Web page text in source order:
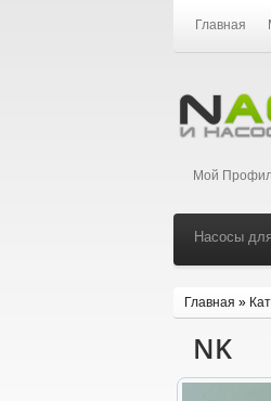
Главная
Мой
Насосы
Главная »
NK